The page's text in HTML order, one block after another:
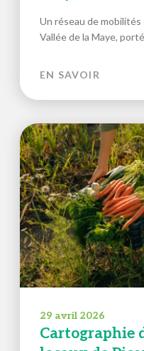
Un réseau de mobilités
Vallée de la Maye,
EN SAVOIR
29 avril 2026
Cartographie